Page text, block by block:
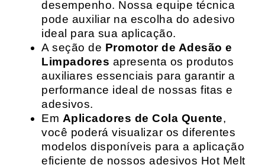
desempenho. Nossa equipe técnica
pode auxiliar na escolha do adesivo
ideal para sua aplicação.
A seção de Promotor de Adesão e
Limpadores apresenta os produtos
auxiliares essenciais para garantir a
performance ideal de nossas fitas e
adesivos.
Em Aplicadores de Cola Quente,
você poderá visualizar os diferentes
modelos disponíveis para a aplicação
eficiente de nossos adesivos Hot Melt